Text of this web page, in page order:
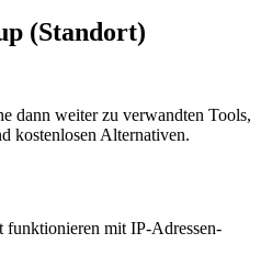
(Standort)
dann weiter zu verwandten Tools,
kostenlosen Alternativen.
funktionieren mit IP-Adressen-